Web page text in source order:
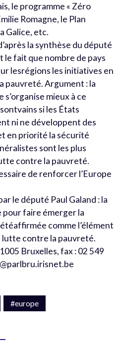
le programme « Zéro
Romagne, le Plan
Galice, etc.
la synthèse du député
le fait que nombre de pays
lesrégions les initiatives en
pauvreté. Argument : la
mieux à ce
si les États
ni ne développent des
en priorité la sécurité
sont les plus
contre la pauvreté.
de renforcer l’Europe
le député Paul Galand : la
faire émerger la
comme l’élément
contre la pauvreté.
Bruxelles, fax : 02 549
#europe